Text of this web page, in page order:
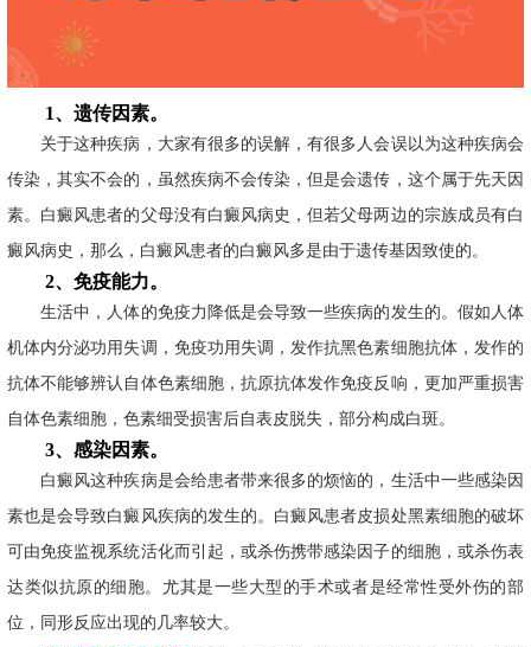
1、遗传因素。
关于这种疾病，大家有很多的误解，有很多人会误以为这种疾病会
传染，其实不会的，虽然疾病不会传染，但是会遗传，这个属于先天因
素。白癜风患者的父母没有白癜风病史，但若父母两边的宗族成员有白
癜风病史，那么，白癜风患者的白癜风多是由于遗传基因致使的。
2、免疫能力。
生活中，人体的免疫力降低是会导致一些疾病的发生的。假如人体
机体内分泌功用失调，免疫功用失调，发作抗黑色素细胞抗体，发作的
抗体不能够辨认自体色素细胞，抗原抗体发作免疫反响，更加严重损害
自体色素细胞，色素细受损害后自表皮脱失，部分构成白斑。
3、感染因素。
白癜风这种疾病是会给患者带来很多的烦恼的，生活中一些感染因
素也是会导致白癜风疾病的发生的。白癜风患者皮损处黑素细胞的破坏
可由免疫监视系统活化而引起，或杀伤携带感染因子的细胞，或杀伤表
达类似抗原的细胞。尤其是一些大型的手术或者是经常性受外伤的部
位，同形反应出现的几率较大。